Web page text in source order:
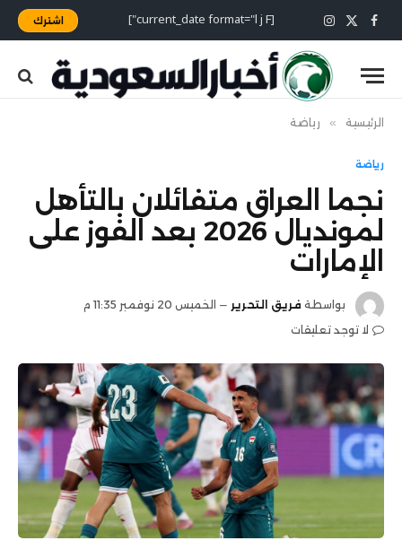
فيسبوك
X
(Twitter)
الانستغرام [current_date format="l j F"] اشترك
الرئيسية » رياضة
رياضة
نجما العراق متفائلان بالتأهل
لمونديال 2026 بعد الفوز على
الإمارات
بواسطة فريق التحرير
الخميس 20 نوفمبر 11:35 م
لا توجد تعليقات